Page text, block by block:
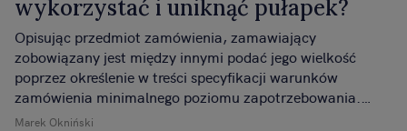
wykorzystać i uniknąć pułapek?
Marek Okniński
Opisując przedmiot zamówienia, zamawiający
zobowiązany jest między innymi podać jego wielkość
poprzez określenie w treści specyfikacji warunków
zamówienia minimalnego poziomu zapotrzebowania.
Ewentualne zwiększenie ponad określone minimum może